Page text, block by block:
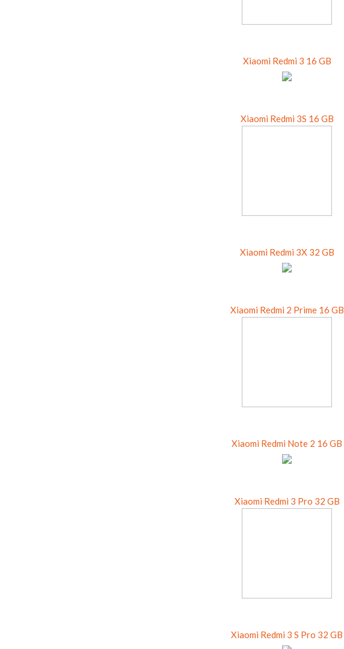
Xiaomi Redmi 3 16 GB
Xiaomi Redmi 3S 16 GB
Xiaomi Redmi 3X 32 GB
Xiaomi Redmi 2 Prime 16 GB
Xiaomi Redmi Note 2 16 GB
Xiaomi Redmi 3 Pro 32 GB
Xiaomi Redmi 3 S Pro 32 GB